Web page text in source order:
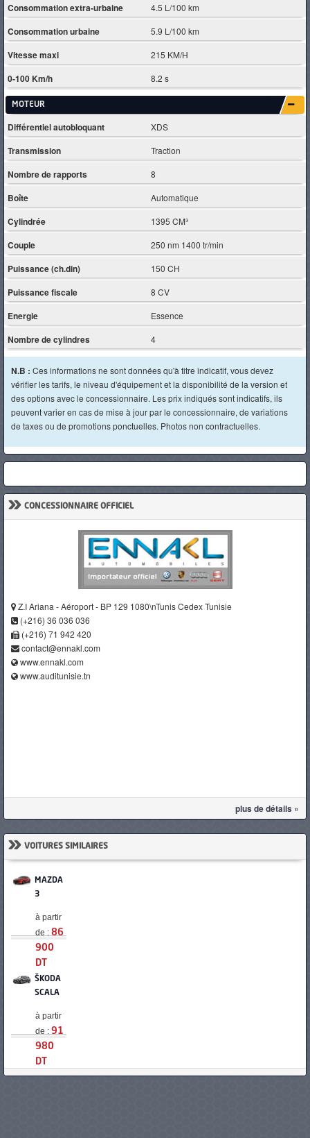
Consommation extra-urbaine 4.5 L/100 km
Consommation urbaine 5.9 L/100 km
Vitesse maxi 215 KM/H
0-100 Km/h 8.2 s
MOTEUR
Différentiel autobloquant XDS
Transmission Traction
Nombre de rapports 8
Boîte Automatique
Cylindrée 1395 CM³
Couple 250 nm 1400 tr/min
Puissance (ch.din) 150 CH
Puissance fiscale 8 CV
Energie Essence
Nombre de cylindres 4
N.B : Ces informations ne sont données qu'à titre indicatif, vous devez
vérifier les tarifs, le niveau d'équipement et la disponibilité de la version et
des options avec le concessionnaire. Les prix indiqués sont indicatifs, ils
peuvent varier en cas de mise à jour par le concessionnaire, de variations
de taxes ou de promotions ponctuelles. Photos non contractuelles.
» CONCESSIONNAIRE OFFICIEL
Z.I Ariana - Aéroport - BP 129 1080\nTunis Cedex Tunisie
(+216) 36 036 036
(+216) 71 942 420
contact@ennakl.com
www.ennakl.com
www.auditunisie.tn
plus de détails »
» VOITURES SIMILAIRES
MAZDA
3
à partir
de : 86
900
DT
ŠKODA
SCALA
à partir
de : 91
980
DT
OPEL